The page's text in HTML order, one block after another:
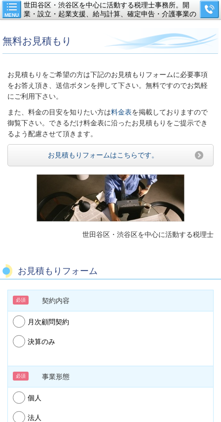
MENU
世田谷区・渋谷区を中心に活動する税理士事務所。開
業・設立・起業支援、給与計算、確定申告・介護事業の
無料お見積もり
お見積もりをご希望の方は下記のお見積もりフォームに必要事項
をお答え頂き、送信ボタンを押して下さい。無料ですのでお気軽
にご利用下さい。
また、料金の目安を知りたい方は料金表を掲載しておりますので
御覧下さい。できるだけ料金表に沿ったお見積もりをご提示でき
るよう配慮させて頂きます。
お見積もりフォームはこちらです。
世田谷区・渋谷区を中心に活動する税理士
お見積もりフォーム
契約内容
必須
月次顧問契約
決算のみ
事業形態
必須
個人
法人